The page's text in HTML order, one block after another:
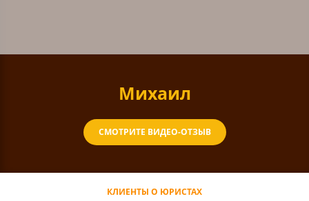
Михаил
СМОТРИТЕ ВИДЕО-ОТЗЫВ
КЛИЕНТЫ О ЮРИСТАХ